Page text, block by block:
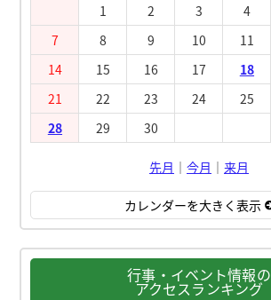
1
2 3 4
7
8 9 10 11
14
15 16 17 18
21
22 23 24 25
28
29 30
先月 ｜ 今月 ｜ 来月
カレンダーを大きく表示
行事・イベント情報の
アクセスランキング